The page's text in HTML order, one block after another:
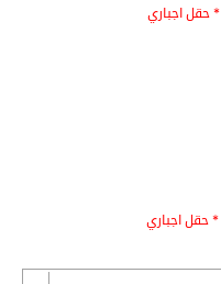
* حقل اجباري
* حقل اجباري